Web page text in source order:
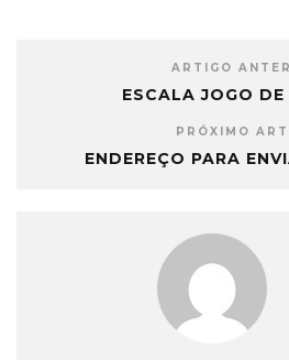
ARTIGO
ESCALA JOGO
PRÓXIMO
ENDEREÇO PARA